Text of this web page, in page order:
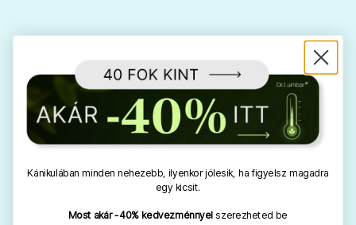
Kánikulában minden nehezebb, ilyenkor jólesik, ha figyelsz magadra
egy kicsit.
Most akár -40% kedvezménnyelszerezheted be